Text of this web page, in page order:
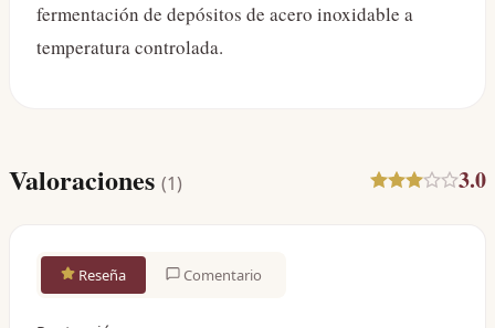
fermentación de depósitos de acero inoxidable a
temperatura controlada.
Valoraciones (1) 3.0
Reseña Comentario